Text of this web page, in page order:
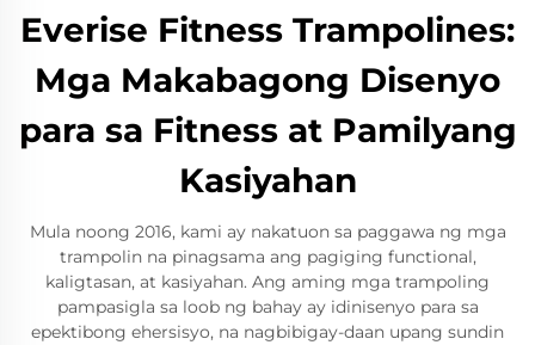
Everise Fitness Trampolines:
Mga Makabagong Disenyo
para sa Fitness at Pamilyang
Kasiyahan
Mula noong 2016, kami ay nakatuon sa paggawa ng mga
trampolin na pinagsama ang pagiging functional,
kaligtasan, at kasiyahan. Ang aming mga trampoling
pampasigla sa loob ng bahay ay idinisenyo para sa
epektibong ehersisyo, na nagbibigay-daan upang sundin